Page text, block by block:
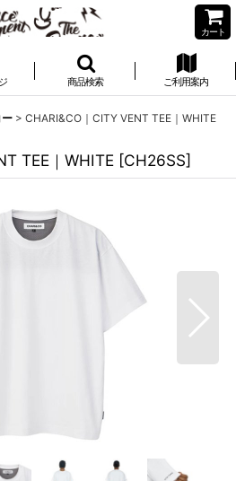
カート
商品検索 ご利用案内
> CHARI&CO｜CITY VENT TEE｜WHITE
TEE｜WHITE [CH26SS]